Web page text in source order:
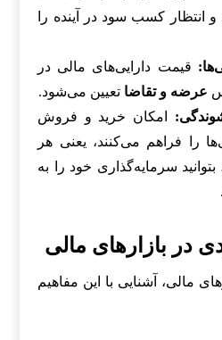
انتظار کسب سود در آینده را
قیمت دارایی‌های مالی در
عرضه و تقاضا تعیین می‌شود.
امکان خرید و فروش
را فراهم می‌کنند، یعنی هر
سرمایه‌گذاری خود را به
در بازارهای مالی
مالی، آشنایی با این مفاهیم